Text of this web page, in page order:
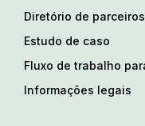
Diretório de parceiros
Estudo de caso
Fluxo de trabalho
Informações legais